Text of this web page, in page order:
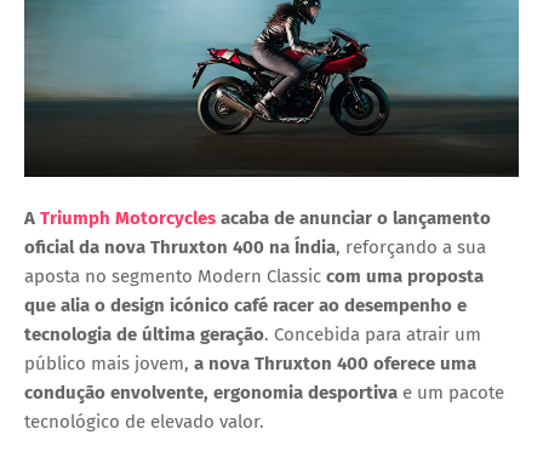
A Triumph Motorcycles acaba de anunciar o lançamento
oficial da nova Thruxton 400 na Índia, reforçando a sua
aposta no segmento Modern Classic com uma proposta
que alia o design icónico café racer ao desempenho e
tecnologia de última geração. Concebida para atrair um
público mais jovem, a nova Thruxton 400 oferece uma
condução envolvente, ergonomia desportiva e um pacote
tecnológico de elevado valor.